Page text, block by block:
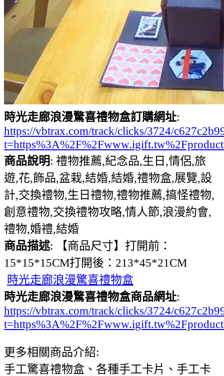
時光走廊浪漫驚喜禮物盒訂購網址:
https://vbtrax.com/track/clicks/3724/
商品說明: 禮物推薦,紀念品,生日,情侶,旅
遊,花,飾品,盆栽,結婚,結婚,禮物盒,展覽,設
計,交換禮物,生日禮物,禮物推薦,搞怪禮物,
創意禮物,交換禮物攻略,情人節,浪漫約會,
禮物,婚禮,結婚
商品描述: 【商品尺寸】打開前：
15*15*15CM打開後：213*45*21CM
時光走廊浪漫驚喜禮物盒
時光走廊浪漫驚喜禮物盒商品網址:
https://vbtrax.com/track/clicks/3724/
更多相關商品介紹:
手工驚喜禮物盒、各種手工卡片、手工卡